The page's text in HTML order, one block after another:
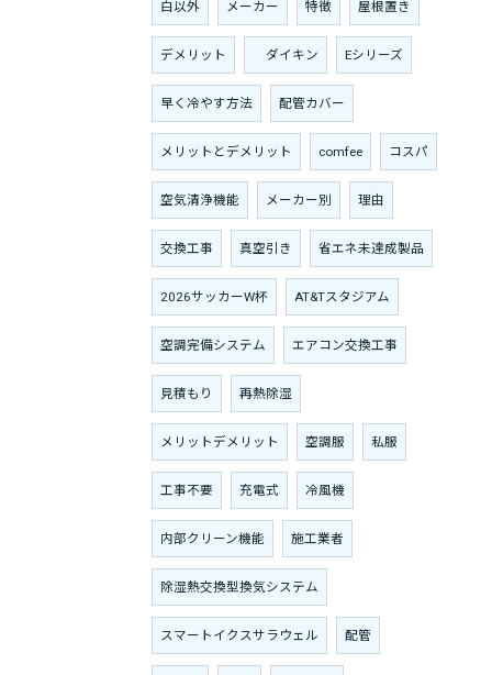
白以外 メーカー 特徴 屋根置き
デメリット ダイキン Eシリーズ
早く冷やす方法 配管カバー
メリットとデメリット comfee コスパ
空気清浄機能 メーカー別 理由
交換工事 真空引き 省エネ未達成製品
2026サッカーW杯 AT&Tスタジアム
空調完備システム エアコン交換工事
見積もり 再熱除湿
メリットデメリット 空調服 私服
工事不要 充電式 冷風機
内部クリーン機能 施工業者
除湿熱交換型換気システム
スマートイクスサラウェル 配管